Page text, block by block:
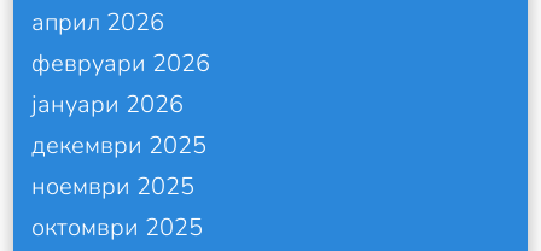
април 2026
февруари 2026
јануари 2026
декември 2025
ноември 2025
октомври 2025